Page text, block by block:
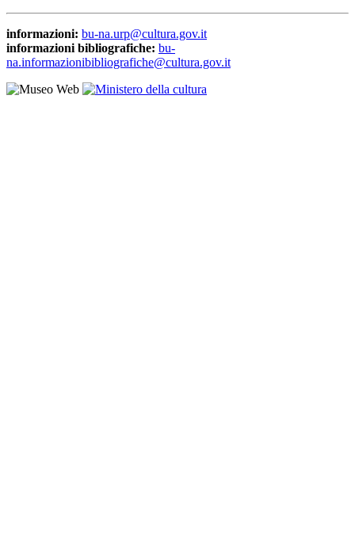
informazioni: bu-na.urp@cultura.gov.it
informazioni bibliografiche: bu-
na.informazionibibliografiche@cultura.gov.it